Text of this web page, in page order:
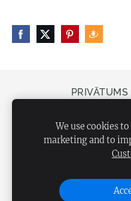
PRIVĀTUMS
Veikals Bergs,
We use cookies
marketing and to